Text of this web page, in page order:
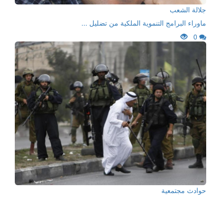
جلالة الشعب
ماوراء البرامج التنموية الملكية من تضليل ...
0
حوادث مجتمعية